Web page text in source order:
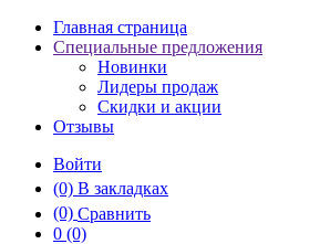
Главная страница
Специальные предложения
Новинки
Лидеры продаж
Скидки и акции
Отзывы
Войти
(0) В закладках
(0) Сравнить
0 (0)